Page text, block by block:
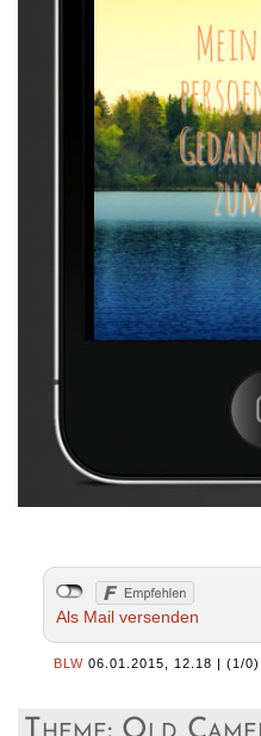
Als Mail versenden
BLW 06.01.2015, 12.18 | (1/0)